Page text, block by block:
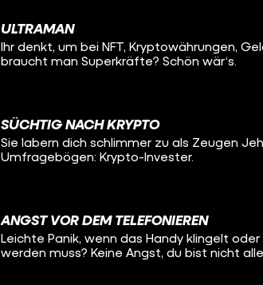
ULTRAMAN
Ihr denkt, um bei NFT, Kryptowährungen,
braucht man Superkräfte? Schön wär‘s.
SÜCHTIG NACH KRYPTO
Sie labern dich schlimmer zu als Zeugen
Umfragebögen: Krypto-Invester.
ANGST VOR DEM TELEFONIEREN
Leichte Panik, wenn das Handy klingelt
werden muss? Keine Angst, du bist nicht